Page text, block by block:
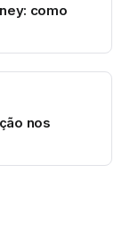
como
nos